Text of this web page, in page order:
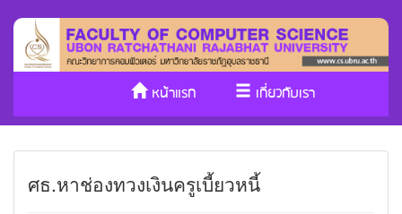
หน้าแรก
เกี่ยวกับเรา
ประกันคุณภาพ
วารสาร Cs
ศธ.หาช่องทวงเงินครูเบี้ยวหนี้